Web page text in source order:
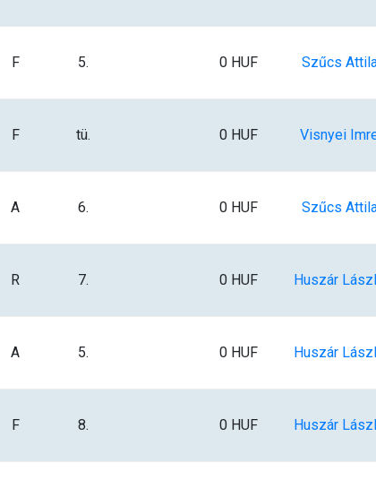
F 5. 0 HUF Szűcs
F tü. 0 HUF Visnyei
A 6. 0 HUF Szűcs
R 7. 0 HUF Huszár
A 5. 0 HUF Huszár
F 8. 0 HUF Huszár